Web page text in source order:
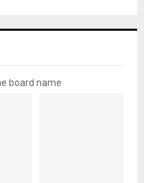
board name